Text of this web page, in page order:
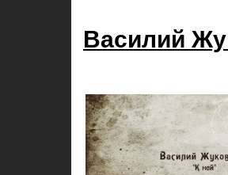
Василий